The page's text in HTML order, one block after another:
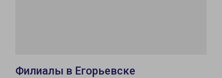
Филиалы в Егорьевске